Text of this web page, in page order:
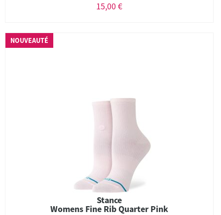
15,00 €
NOUVEAUTÉ
Stance
Womens Fine Rib Quarter Pink